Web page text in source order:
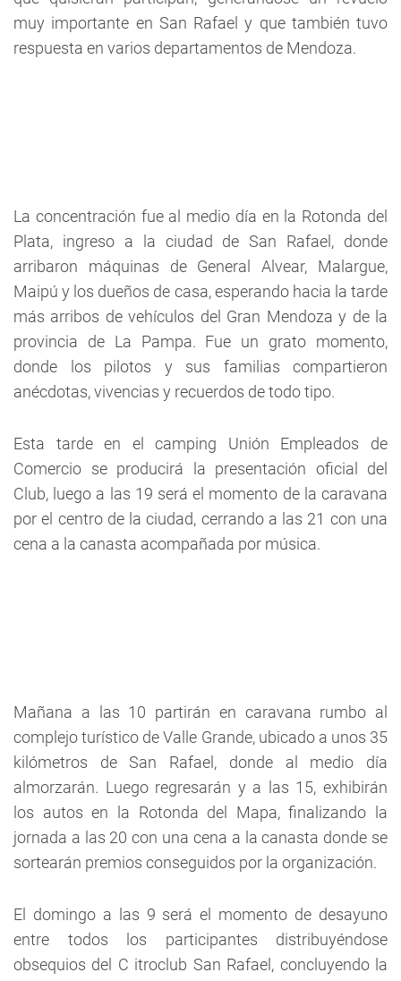
muy importante en San Rafael y que también tuvo
respuesta en varios departamentos de Mendoza.
La concentración fue al medio día en la Rotonda del
Plata, ingreso a la ciudad de San Rafael, donde
arribaron máquinas de General Alvear, Malargue,
Maipú y los dueños de casa, esperando hacia la tarde
más arribos de vehículos del Gran Mendoza y de la
provincia de La Pampa. Fue un grato momento,
donde los pilotos y sus familias compartieron
anécdotas, vivencias y recuerdos de todo tipo.
Esta tarde en el camping Unión Empleados de
Comercio se producirá la presentación oficial del
Club, luego a las 19 será el momento de la caravana
por el centro de la ciudad, cerrando a las 21 con una
cena a la canasta acompañada por música.
Mañana a las 10 partirán en caravana rumbo al
complejo turístico de Valle Grande, ubicado a unos 35
kilómetros de San Rafael, donde al medio día
almorzarán. Luego regresarán y a las 15, exhibirán
los autos en la Rotonda del Mapa, finalizando la
jornada a las 20 con una cena a la canasta donde se
sortearán premios conseguidos por la organización.
El domingo a las 9 será el momento de desayuno
entre todos los participantes distribuyéndose
obsequios del C itroclub San Rafael, concluyendo la